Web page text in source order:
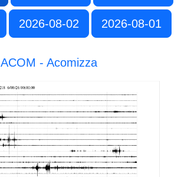
2026-08-02 2026-08-01
ACOM - Acomizza